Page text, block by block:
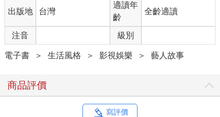
出版地 台灣
適讀年
齡
全齡適讀
注音 級別
電子書 ＞ 生活風格 ＞ 影視娛樂 ＞ 藝人故事
商品評價
寫評價